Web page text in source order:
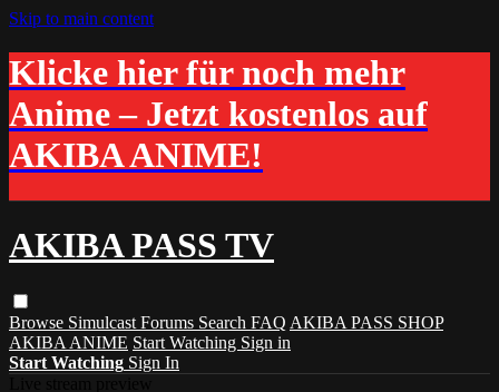
Skip to main content
Klicke hier für noch mehr
Anime – Jetzt kostenlos auf
AKIBA ANIME!
AKIBA PASS TV
Browse Simulcast Forums Search FAQ AKIBA PASS SHOP
AKIBA ANIME Start Watching Sign in
Start Watching Sign In